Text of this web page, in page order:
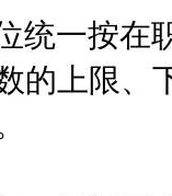
一按在
的上限、